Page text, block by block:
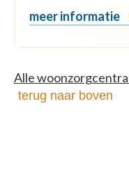
meer informatie
Alle
terug naar boven